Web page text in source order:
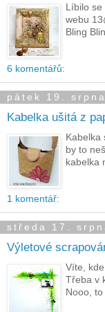
Líbilo
webu
Bling
6 komentářů:
pátek 19.
Kabelka ušitá z
Kabelka
by to
kabelka
1 komentář:
středa 17.
Výletové
Víte,
Třeba v
Nooo, to